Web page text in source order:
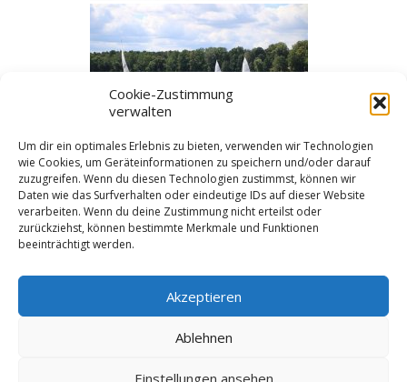
Cookie-Zustimmung
verwalten
Um dir ein optimales Erlebnis zu bieten, verwenden wir Technologien
wie Cookies, um Geräteinformationen zu speichern und/oder darauf
zuzugreifen. Wenn du diesen Technologien zustimmst, können wir
Daten wie das Surfverhalten oder eindeutige IDs auf dieser Website
verarbeiten. Wenn du deine Zustimmung nicht erteilst oder
zurückziehst, können bestimmte Merkmale und Funktionen
beeinträchtigt werden.
Akzeptieren
Ablehnen
Einstellungen ansehen
◄ 1 2
Kategorien